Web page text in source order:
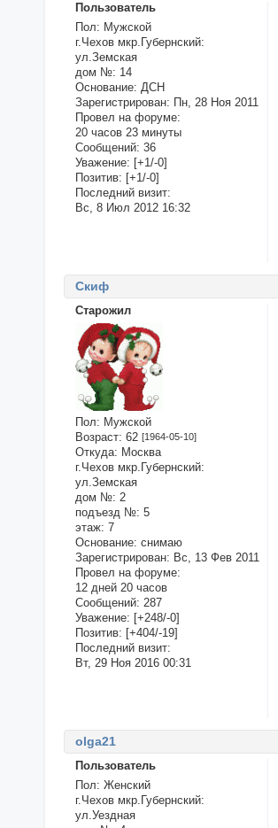
Пользователь
Пол: Мужской
г.Чехов мкр.Губернский:
ул.Земская
дом №: 14
Основание: ДСН
Зарегистрирован: Пн, 28 Ноя 2011
Провел на форуме:
20 часов 23 минуты
Сообщений: 36
Уважение: [+1/-0]
Позитив: [+1/-0]
Последний визит:
Вс, 8 Июл 2012 16:32
Cкиф
Старожил
Пол: Мужской
Возраст: 62 [1964-05-10]
Откуда: Москва
г.Чехов мкр.Губернский:
ул.Земская
дом №: 2
подъезд №: 5
этаж: 7
Основание: снимаю
Зарегистрирован: Вс, 13 Фев 2011
Провел на форуме:
12 дней 20 часов
Сообщений: 287
Уважение: [+248/-0]
Позитив: [+404/-19]
Последний визит:
Вт, 29 Ноя 2016 00:31
olga21
Пользователь
Пол: Женский
г.Чехов мкр.Губернский:
ул.Уездная